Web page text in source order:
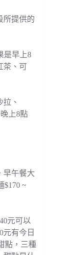
所提供的
是早上8
茶、可
、
上8點
早午餐大
$170 ~
元可以
元有今日
點，三種